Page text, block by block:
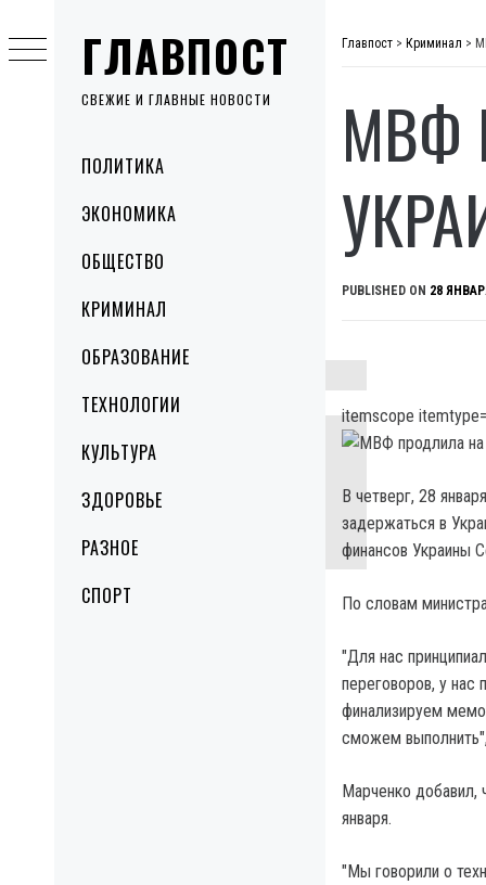
ГЛАВПОСТ
СВЕЖИЕ И ГЛАВНЫЕ НОВОСТИ
MenuПОЛИТИКА
ЭКОНОМИКА
ОБЩЕСТВО
КРИМИНАЛ
ОБРАЗОВАНИЕ
ТЕХНОЛОГИИ
КУЛЬТУРА
ЗДОРОВЬЕ
РАЗНОЕ
СПОРТ
to
content
Главпост > Криминал >
МВФ
PUBLISHED ON 28
itemscope
В четверг, 28
задержаться в
финансов Украины
По словам
"Для нас
переговоров, у
финализируем
сможем
Марченко добавил,
января.
"Мы говорили о